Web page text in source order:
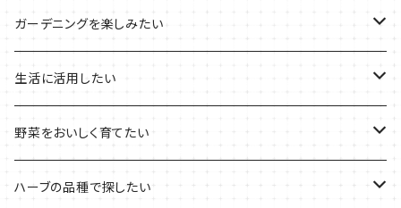
その他のプランターの栽培キット
2021年のハロウィン
2021年のクリスマス
フレッシュハーブ
リラックスしたい時に
シャキッとしたい時に
デトックスに
気分で香りを楽しみたい
料理の定番ハーブ
イタリア料理に
魚料理に
BBQ・肉料理に
ガーデニングを楽しみたい
花を楽しみたい
カラーリーフ
ハーブガーデンづくりに
生活に活用したい
パーティーハーブ
インスタ映えハーブ
野菜をおいしく育てたい
トマトのコンパニオン
ハーブの品種で探したい